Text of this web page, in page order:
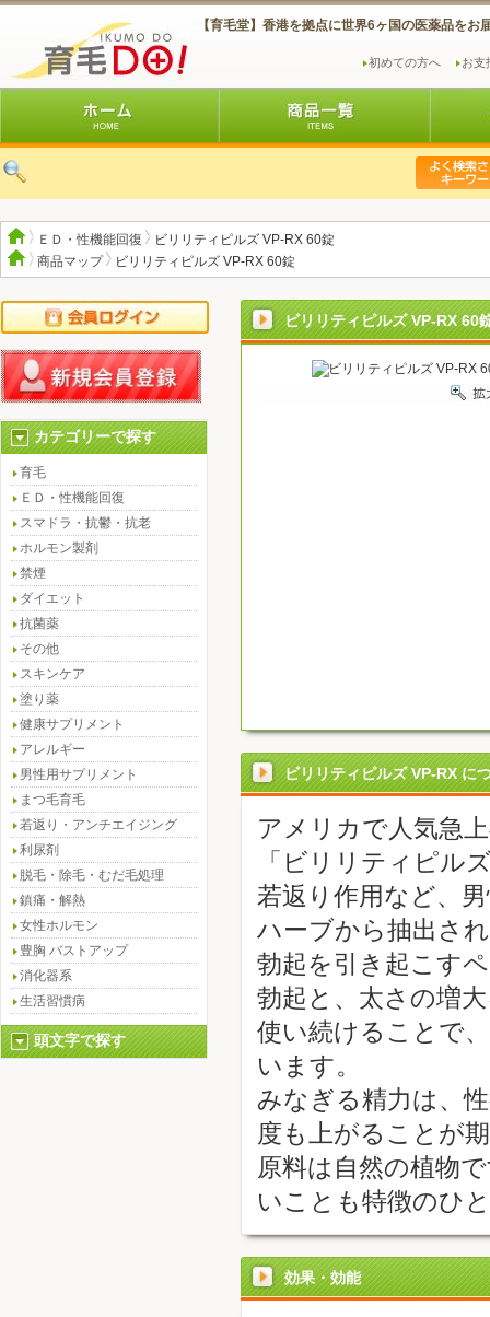
【育毛堂】香港を拠点に世界6ヶ国の医薬品をお
初めての方へ お支
ＥＤ・性機能回復
ビリリティピルズ VP-RX 60錠
商品マップ ビリリティピルズ VP-RX 60錠
カテゴリーで探す
育毛
ＥＤ・性機能回復
スマドラ・抗鬱・抗老
ホルモン製剤
禁煙
ダイエット
抗菌薬
その他
スキンケア
塗り薬
健康サプリメント
アレルギー
男性用サプリメント
まつ毛育毛
若返り・アンチエイジング
利尿剤
脱毛・除毛・むだ毛処理
鎮痛・解熱
女性ホルモン
豊胸 バストアップ
消化器系
生活習慣病
頭文字で探す
ビリリティピルズ VP-RX 60
ビリリティピルズ VP-RX に
アメリカで人気急
「ビリリティピル
若返り作用など、
ハーブから抽出さ
勃起を引き起こす
勃起と、太さの増
使い続けることで
います。
みなぎる精力は、
度も上がることが
原料は自然の植物
いことも特徴のひ
効果・効能